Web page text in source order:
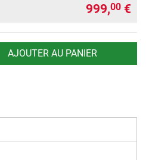
999,00 €
AJOUTER AU PANIER